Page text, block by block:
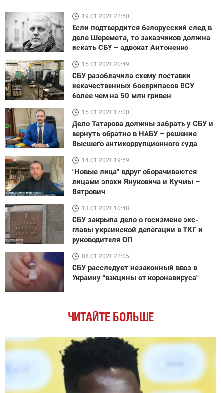
19.01.2021 22:50
Если подтвердится белорусский след в
деле Шеремета, то заказчиков должна
искать СБУ – адвокат Антоненко
15.01.2021 20:49
СБУ разоблачила схему поставки
некачественных боеприпасов ВСУ
более чем на 50 млн гривен
15.01.2021 17:00
Дело Татарова должны забрать у СБУ и
вернуть обратно в НАБУ – решение
Высшего антикоррупционного суда
14.01.2021 19:59
"Новые лица" вдруг оборачиваются
лицами эпохи Януковича и Кучмы –
Вятрович
13.01.2021 10:48
СБУ закрыла дело о госизмене экс-
главы украинской делегации в ТКГ и
руководителя ОП
08.01.2021 22:05
СБУ расследует незаконный ввоз в
Украину "вакцины от коронавируса"
ЧИТАЙТЕ БОЛЬШЕ